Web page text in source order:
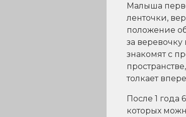
Малыша
ленточки,
положение
за
знакомят с
толкает
После 1
которых